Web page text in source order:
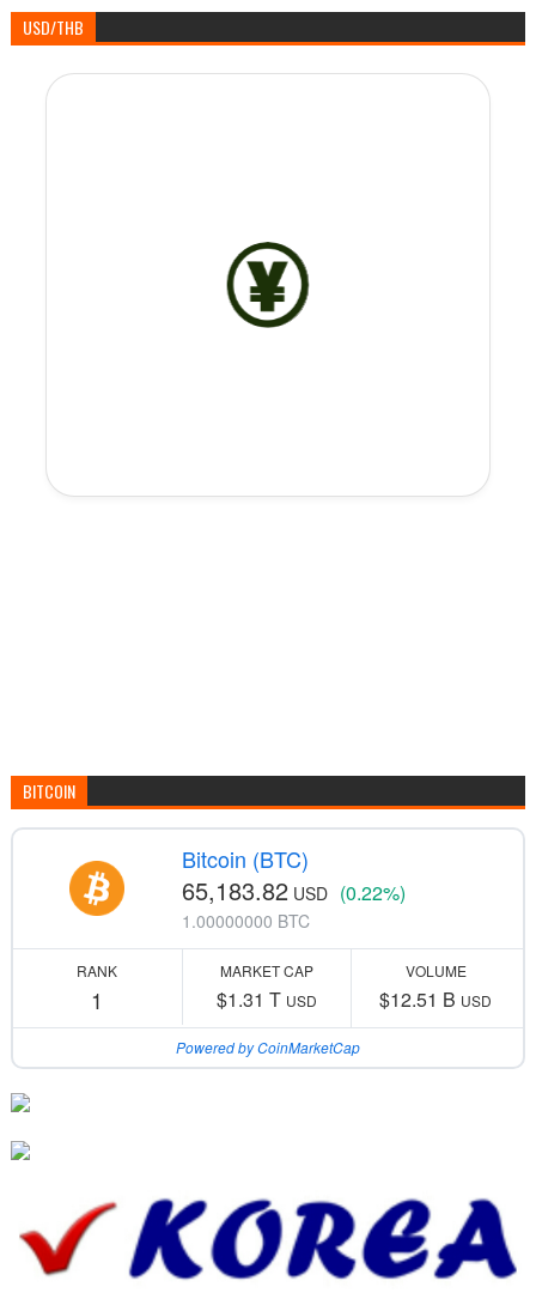
USD/THB
BITCOIN
Bitcoin (BTC)
65,183.82 USD (0.22%)
1.00000000 BTC
RANK
1
MARKET CAP
$1.31 T USD
VOLUME
$12.51 B USD
Powered by CoinMarketCap